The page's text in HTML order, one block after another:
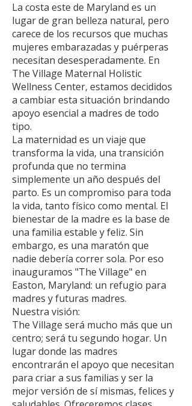
La costa este de Maryland es un
lugar de gran belleza natural, pero
carece de los recursos que muchas
mujeres embarazadas y puérperas
necesitan desesperadamente. En
The Village Maternal Holistic
Wellness Center, estamos decididos
a cambiar esta situación brindando
apoyo esencial a madres de todo
tipo.
La maternidad es un viaje que
transforma la vida, una transición
profunda que no termina
simplemente un año después del
parto. Es un compromiso para toda
la vida, tanto físico como mental. El
bienestar de la madre es la base de
una familia estable y feliz. Sin
embargo, es una maratón que
nadie debería correr sola. Por eso
inauguramos "The Village" en
Easton, Maryland: un refugio para
madres y futuras madres.
Nuestra visión:
The Village será mucho más que un
centro; será tu segundo hogar. Un
lugar donde las madres
encontrarán el apoyo que necesitan
para criar a sus familias y ser la
mejor versión de sí mismas, felices y